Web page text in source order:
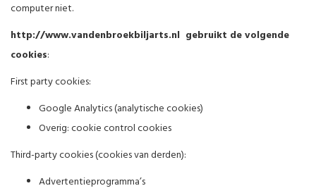
computer niet.
http://www.vandenbroekbiljarts.nl gebruikt de volgende
cookies:
First party cookies:
Google Analytics (analytische cookies)
Overig: cookie control cookies
Third-party cookies (cookies van derden):
Advertentieprogramma’s